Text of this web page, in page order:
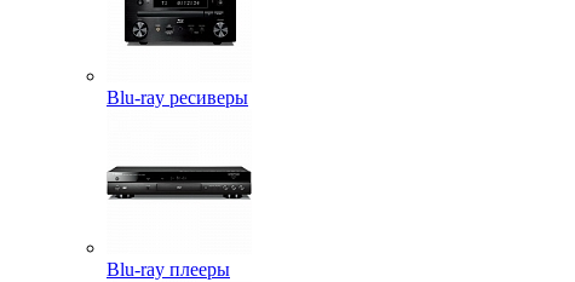
Blu-ray ресиверы
Blu-ray плееры